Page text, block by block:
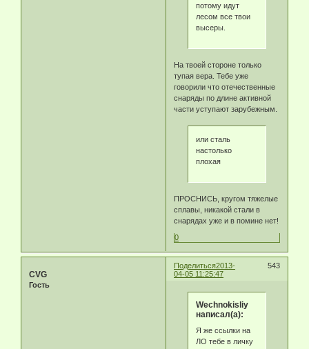
потому идут
лесом все твои
высеры.
На твоей стороне только
тупая вера. Тебе уже
говорили что отечественные
снаряды по длине активной
части уступают зарубежным.
или сталь
настолько
плохая
ПРОСНИСЬ, кругом тяжелые
сплавы, никакой стали в
снарядах уже и в помине нет!
0
Поделиться 543
2013-
04-05 11:25:47
CVG
Гость
Wechnokisliy
написал(а):
Я же ссылки на
ЛО тебе в личку